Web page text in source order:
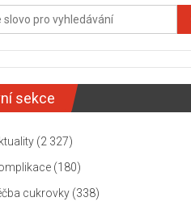
sekce
(2 327)
(180)
cukrovky (338)